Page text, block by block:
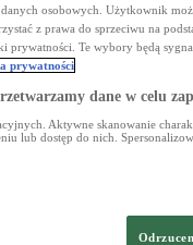
HISTORIA JEDNEJ
osobowych. Użytkownik
z prawa do sprzeciwu na
Te wybory będą
prywatności
dane w celu
Aktywne skanowanie
lub dostęp do nich.